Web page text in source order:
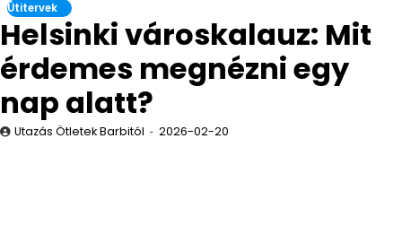
Útitervek
Helsinki városkalauz: Mit
érdemes megnézni egy
nap alatt?
Utazás Ötletek Barbitól 2026-02-20